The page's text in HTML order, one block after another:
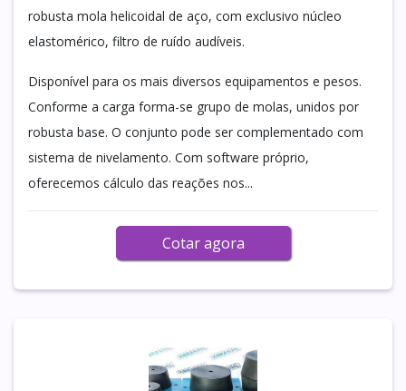
robusta mola helicoidal de aço, com exclusivo núcleo
elastomérico, filtro de ruído audíveis.
Disponível para os mais diversos equipamentos e pesos.
Conforme a carga forma-se grupo de molas, unidos por
robusta base. O conjunto pode ser complementado com
sistema de nivelamento. Com software próprio,
oferecemos cálculo das reações nos...
Cotar agora